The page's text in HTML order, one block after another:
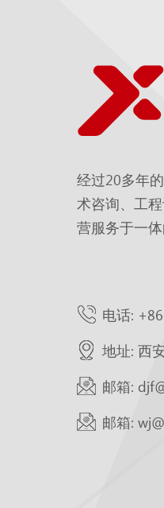
经过20多年
术咨询、工
营服务于一体
电话:
地址: 西
邮箱:
邮箱: